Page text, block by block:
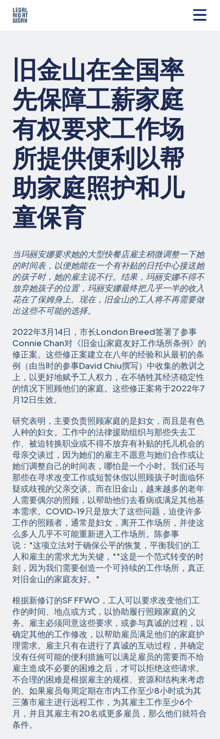
Work
旧金山在全国率
先保障工薪家庭
有权要求工作场
所提供便利以帮
助家庭照护和儿
童保育
当玛丽安娜要求她的大型快餐店雇主稍微调整一下她
的时间表，以便她能在一个有补贴的日托中心接送她
的孩子时，她的雇主说不行。结果，玛丽安娜不得不
放弃她孩子的位置，玛丽安娜最终把几乎一半的收入
花在了保姆身上。现在，旧金山的工人将不再需要做
出这些不可能的选择。
2022年3月14日，市长London Breed签署了参事
Connie Chan对《旧金山家庭友好工作场所条例》的
修正案。这些修正案建立在八年的经验和从最初的条
例（由当时的参事David Chiu撰写）中收集的教训之
上，以更好地赋予工人权力，在不牺牲其经济稳定性
的情况下照顾他们的家庭。这些修正案将于2022年7
月12日生效。
研究表明，主要负责照顾家庭的是妇女，而且是有色
人种的妇女。工作中的法律援助组织与那些失去工
作、被迫转换职业或不得不放弃有补贴的托儿机会的
母亲交谈过，因为她们的雇主不愿意与她们合作或让
她们调整自己的时间表，哪怕是一个小时。我们还与
那些在寻求改变工作或短暂休假以照顾孩子时面临怀
疑或歧视的父亲交谈。而在旧金山，越来越多的老年
人需要偶尔的照顾，以帮助他们去看病或满足其他基
本需求。COVID-19只是放大了这些问题，迫使许多
工作的照顾者，通常是妇女，离开工作场所，并使这
么多人几乎不可能重新进入工作场所。陈参事
说："这项立法对于确保公平的恢复，平衡我们的工
人和雇主的需求尤为关键，""这是一个范式转变的时
刻，因为我们需要创造一个可持续的工作场所，真正
对旧金山的家庭友好。"
根据新修订的SF FFWO，工人可以要求改变他们工
作的时间、地点或方式，以协助履行照顾家庭的义
务。雇主必须同意这些要求，或参与真诚的过程，以
确定其他的工作修改，以帮助雇员满足他们的家庭护
理需求。雇主只有在进行了真诚的互动过程，并确定
没有任何可能的便利措施可以满足雇员的需要而不给
雇主造成不必要的困难之后，才可以拒绝这些请求。
不合理的困难是根据雇主的规模、资源和结构来考虑
的。如果雇员每周定期在市内工作至少8小时或为其
三藩市雇主进行远程工作，为其雇主工作至少6个
月，并且其雇主有20名或更多雇员，那么他们就符合
条件。